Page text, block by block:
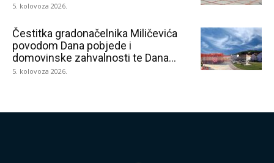
5. kolovoza 2026.
Čestitka gradonačelnika Miličevića
povodom Dana pobjede i
domovinske zahvalnosti te Dana...
5. kolovoza 2026.